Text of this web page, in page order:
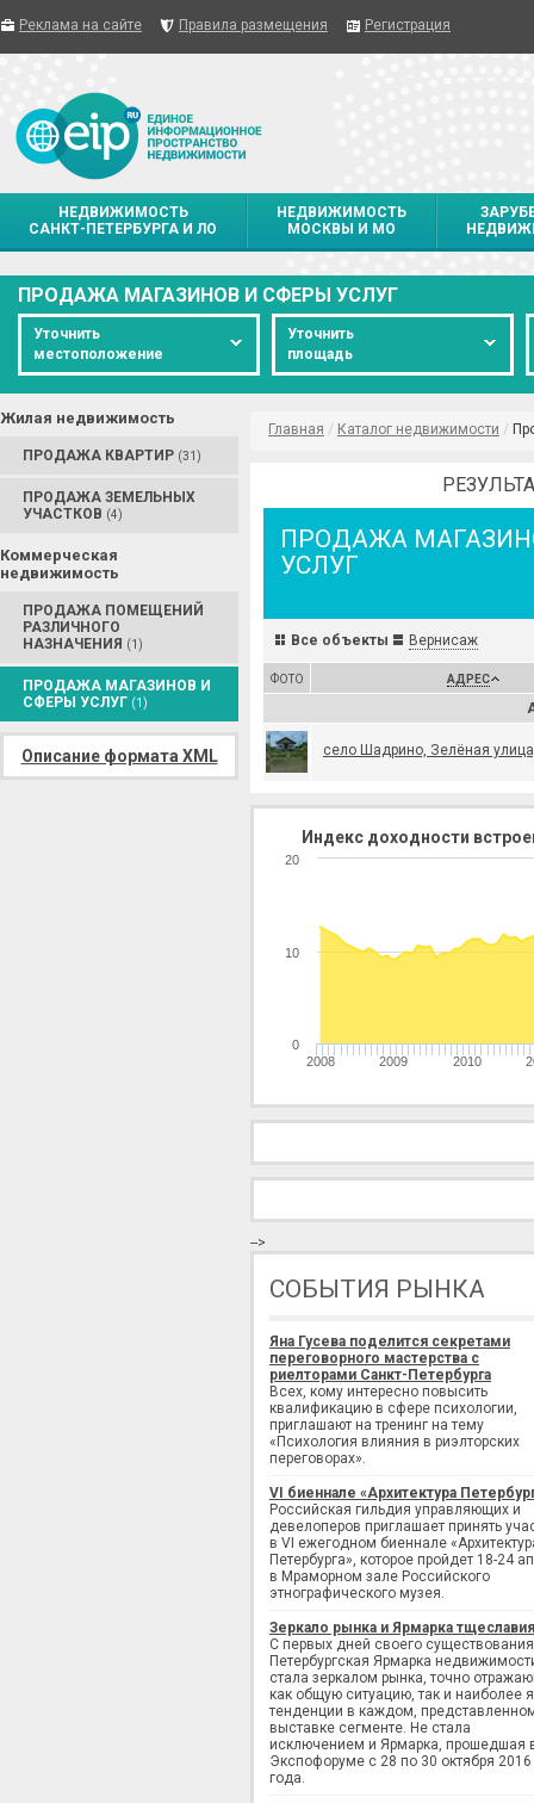
Реклама на сайте Правила размещения Регистрация
НЕДВИЖИМОСТЬ
САНКТ-ПЕТЕРБУРГА И ЛО
НЕДВИЖИМОСТЬ
МОСКВЫ И МО
ПРОДАЖА МАГАЗИНОВ И СФЕРЫ УСЛУГ
Уточнить
местоположение
Уточнить
площадь
Жилая недвижимость
ПРОДАЖА КВАРТИР (31)
ПРОДАЖА ЗЕМЕЛЬНЫХ
УЧАСТКОВ (4)
Коммерческая
недвижимость
ПРОДАЖА ПОМЕЩЕНИЙ
РАЗЛИЧНОГО
НАЗНАЧЕНИЯ (1)
ПРОДАЖА МАГАЗИНОВ И
СФЕРЫ УСЛУГ (1)
Описание формата XML
Главная / Каталог недвижимости /
ПРОДАЖА
УСЛУГ
Все объекты Вернисаж
ФОТО АДРЕС
село Шадрино, Зелёная
Индекс доходности
2008 2009 2010
0
10
20
-->
СОБЫТИЯ РЫНКА
Яна Гусева поделится секретами
переговорного мастерства с
риелторами Санкт-Петербурга
Всех, кому интересно повысить
квалификацию в сфере психологии,
приглашают на тренинг на тему
«Психология влияния в риэлторских
переговорах».
VI биеннале «Архитектура
Российская гильдия управляющих и
девелоперов приглашает принять
в VI ежегодном биеннале
Петербурга», которое пройдет 18-24
в Мраморном зале Российского
этнографического музея.
Зеркало рынка и Ярмарка тщеславия
С первых дней своего существования
Петербургская Ярмарка
стала зеркалом рынка, точно
как общую ситуацию, так и наиболее
тенденции в каждом,
выставке сегменте. Не стала
исключением и Ярмарка, прошедшая
Экспофоруме с 28 по 30 октября 2016
года.